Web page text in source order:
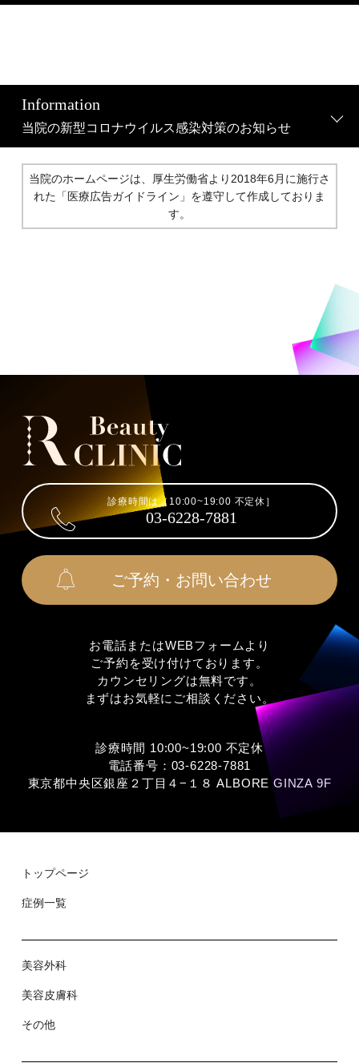
Information
当院の新型コロナウイルス感染対策のお知らせ
当院のホームページは、厚生労働省より2018年6月に施行さ
れた 「医療広告ガイドライン」を遵守して作成しておりま
す。
診療時間は［10:00~19:00 不定休］
03-6228-7881
ご予約・お問い合わせ
お電話またはWEBフォームより
ご予約を受け付けております。
カウンセリングは無料です。
まずはお気軽にご相談ください。
診療時間 10:00~19:00 不定休
電話番号：03-6228-7881
東京都中央区銀座２丁⽬４−１８ ALBORE GINZA 9F
トップページ
症例⼀覧
美容外科
美容⽪膚科
その他